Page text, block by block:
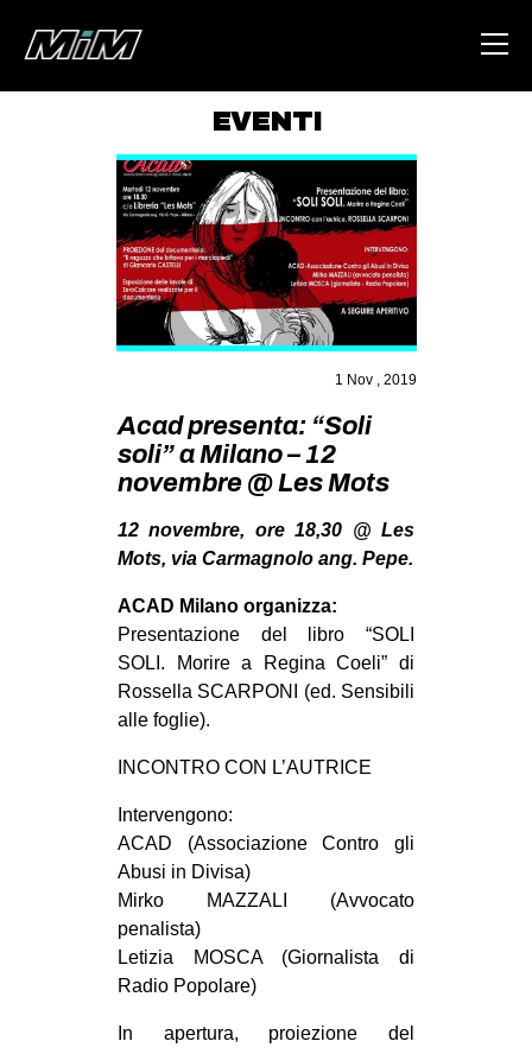
ABOUT
AREA
DEGENERAZIONE
GAZA FREESTYLE
CSOA LAMBRETTA
MSM
STUDENTI TSUNAMI
ZAM
MILANO
SPAZI
SPORT POPOLARE
AMBIENTE
DIRITTO ALL’ABITARE
GENERI
PRECARIATO
REPRESSIONE
STUDENTI
EVENTI
1 Nov , 2019
Acad presenta: “Soli
soli” a Milano – 12
novembre @ Les Mots
12 novembre, ore 18,30 @ Les
Mots, via Carmagnolo ang. Pepe.
ACAD Milano organizza:
Presentazione del libro “SOLI
SOLI. Morire a Regina Coeli” di
Rossella SCARPONI (ed. Sensibili
alle foglie).
INCONTRO CON L’AUTRICE
Intervengono:
ACAD (Associazione Contro gli
Abusi in Divisa)
Mirko MAZZALI (Avvocato
penalista)
Letizia MOSCA (Giornalista di
Radio Popolare)
In apertura, proiezione del